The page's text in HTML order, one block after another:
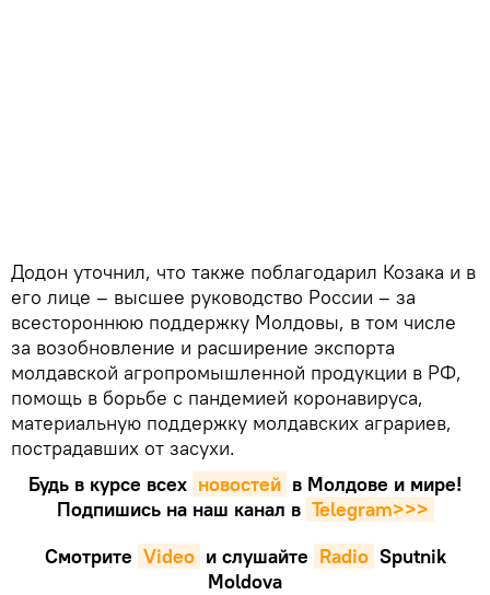
Додон уточнил, что также поблагодарил Козака и в
его лице – высшее руководство России – за
всестороннюю поддержку Молдовы, в том числе
за возобновление и расширение экспорта
молдавской агропромышленной продукции в РФ,
помощь в борьбе с пандемией коронавируса,
материальную поддержку молдавских аграриев,
пострадавших от засухи.
Будь в курсе всех новостей в Молдове и мире!
Подпишись на наш канал в Telegram>>>
Смотрите Video и слушайте Radio Sputnik
Moldova